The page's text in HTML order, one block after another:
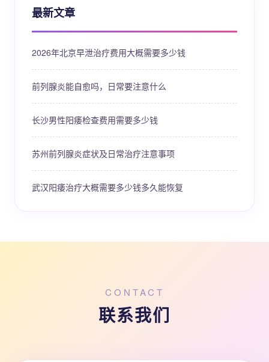
最新文章
2026年北京早泄治疗费用大概需要多少钱
前列腺炎能自愈吗，日常要注意什么
长沙男性阳痿检查费用需要多少钱
苏州前列腺炎症状及日常治疗注意事项
武汉阳痿治疗大概需要多少钱多久能恢复
CONTACT
联系我们